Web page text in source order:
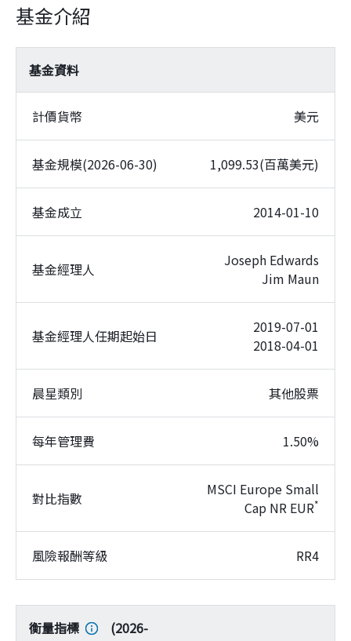
基金介紹
基金資料
計價貨幣 美元
基金規模(2026-06-30) 1,099.53(百萬美元)
基金成立 2014-01-10
基金經理人
Joseph Edwards
Jim Maun
基金經理人任期起始日
2019-07-01
2018-04-01
晨星類別 其他股票
每年管理費 1.50%
對比指數
MSCI Europe Small
Cap NR EUR*
風險報酬等級 RR4
衡量指標 (2026-